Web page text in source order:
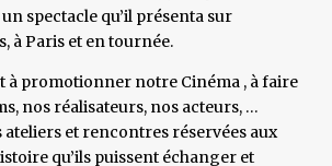
spectacle qu’il présenta sur
à Paris et en tournée.
à promotionner notre Cinéma , à faire
nos réalisateurs, nos acteurs, …
et rencontres réservées aux
qu’ils puissent échanger et